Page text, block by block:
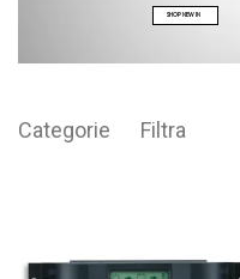
SHOP NEW IN
Categorie Filtra